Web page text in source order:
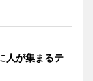
人が集まるテ